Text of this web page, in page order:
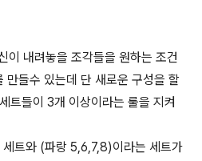
이 내려놓을 조각들을 원하는 조건
만들수 있는데 단 새로운 구성을 할
트들이 3개 이상이라는 룰을 지켜
트와 (파랑 5,6,7,8)이라는 세트가